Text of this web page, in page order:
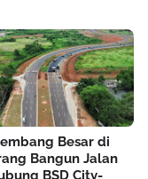
Besar di
Bangun Jalan
BSD City-